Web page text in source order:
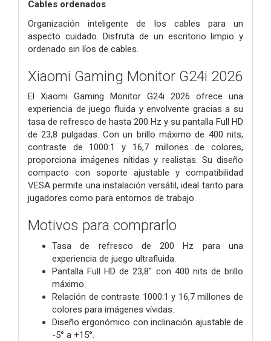
Cables ordenados
Organización inteligente de los cables para un
aspecto cuidado.Disfruta de un escritorio limpio y
ordenado sin líos de cables.
Xiaomi Gaming Monitor G24i 2026
El Xiaomi Gaming Monitor G24i 2026 ofrece una
experiencia de juego fluida y envolvente gracias a su
tasa de refresco de hasta 200 Hz y su pantalla Full HD
de 23,8 pulgadas. Con un brillo máximo de 400 nits,
contraste de 1000:1 y 16,7 millones de colores,
proporciona imágenes nítidas y realistas. Su diseño
compacto con soporte ajustable y compatibilidad
VESA permite una instalación versátil, ideal tanto para
jugadores como para entornos de trabajo.
Motivos para comprarlo
Tasa de refresco de 200 Hz para una
experiencia de juego ultrafluida.
Pantalla Full HD de 23,8" con 400 nits de brillo
máximo.
Relación de contraste 1000:1 y 16,7 millones de
colores para imágenes vívidas.
Diseño ergonómico con inclinación ajustable de
-5° a +15°.